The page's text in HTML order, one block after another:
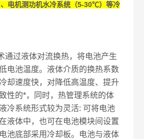
电机测功机水冷系统（5-30℃）等冷
通过液体对流换热，将电池产生
电池温度。液体介质的换热系数
却速度快，对降低高温度、提升
性的*，同时，热管理系统的体
冷系统形式较为灵活: 可将电池
液体中，也可在电池模块间设置
池底部采用冷却板。电池与液体